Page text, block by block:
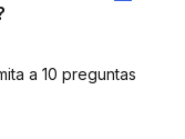
a 10 preguntas